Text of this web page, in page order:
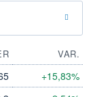
VAR.
+15,83%